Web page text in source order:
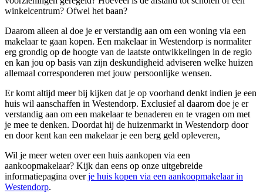
winkelcentrum? Ofwel het baan?
Daarom alleen al doe je er verstandig aan om een woning via een
makelaar te gaan kopen. Een makelaar in Westendorp is normaliter
erg grondig op de hoogte van de laatste ontwikkelingen in de regio
en kan jou op basis van zijn deskundigheid adviseren welke huizen
allemaal corresponderen met jouw persoonlijke wensen.
Er komt altijd meer bij kijken dat je op voorhand denkt indien je een
huis wil aanschaffen in Westendorp. Exclusief al daarom doe je er
verstandig aan om een makelaar te benaderen en te vragen om met
je mee te denken. Doordat hij de huizenmarkt in Westendorp door
en door kent kan een makelaar je een berg geld opleveren,
Wil je meer weten over een huis aankopen via een
aankoopmakelaar? Kijk dan eens op onze uitgebreide
informatiepagina overje huis kopen via een aankoopmakelaar in
Westendorp.